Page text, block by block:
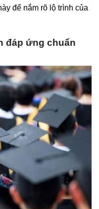
để nắm rõ lộ trình của
đáp ứng chuẩn